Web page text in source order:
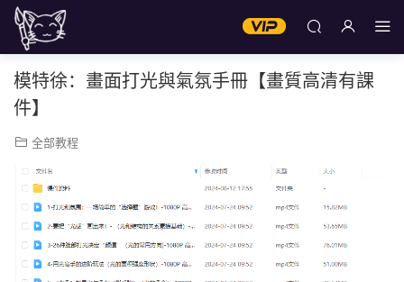
模特徐：畫面打光與氣氛手冊【畫質高清有課
件】
全部教程